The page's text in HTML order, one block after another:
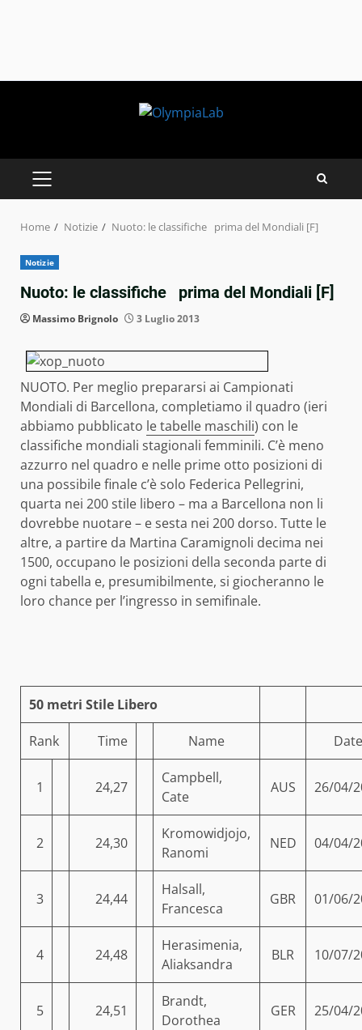
PRIMARY
MENU
Home Notizie Nuoto: le classifiche prima del Mondiali [F]
Notizie
Nuoto: le classifiche prima del Mondiali [F]
Massimo Brignolo 3 Luglio 2013
NUOTO. Per meglio prepararsi ai Campionati
Mondiali di Barcellona, completiamo il quadro (ieri
abbiamo pubblicato le tabelle maschili) con le
classifiche mondiali stagionali femminili. C’è meno
azzurro nel quadro e nelle prime otto posizioni di
una possibile finale c’è solo Federica Pellegrini,
quarta nei 200 stile libero – ma a Barcellona non li
dovrebbe nuotare – e sesta nei 200 dorso. Tutte le
altre, a partire da Martina Caramignoli decima nei
1500, occupano le posizioni della seconda parte di
ogni tabella e, presumibilmente, si giocheranno le
loro chance per l’ingresso in semifinale.
50 metri Stile Libero
Rank Time Name Date
1 24,27
Campbell,
Cate
AUS 26/04/
2 24,30
Kromowidjojo,
Ranomi
NED 04/04/
3 24,44
Halsall,
Francesca
GBR 01/06/
4 24,48
Herasimenia,
Aliaksandra
BLR 10/07/
5 24,51
Brandt,
Dorothea
GER 25/04/